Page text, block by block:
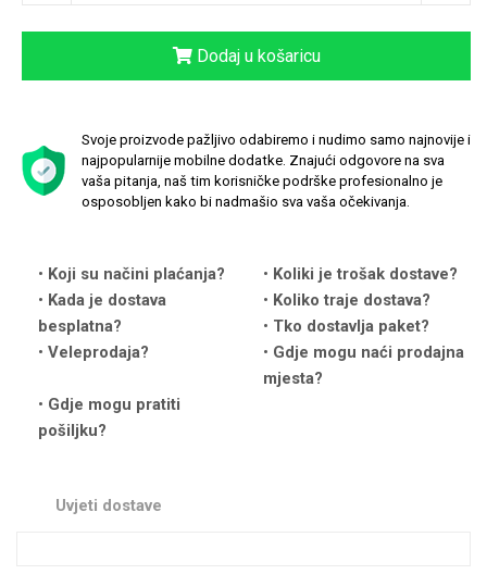
Dodaj u košaricu
Svoje proizvode pažljivo odabiremo i nudimo samo najnovije i
najpopularnije mobilne dodatke. Znajući odgovore na sva
vaša pitanja, naš tim korisničke podrške profesionalno je
osposobljen kako bi nadmašio sva vaša očekivanja.
Koji su načini plaćanja?
Koliki je trošak dostave?
Kada je dostava
besplatna?
Koliko traje dostava?
Tko dostavlja paket?
Veleprodaja?
Gdje mogu naći prodajna
mjesta?
Gdje mogu pratiti
pošiljku?
Uvjeti dostave
Love motivi I Need Some Space
Quotes Collection Cirkus